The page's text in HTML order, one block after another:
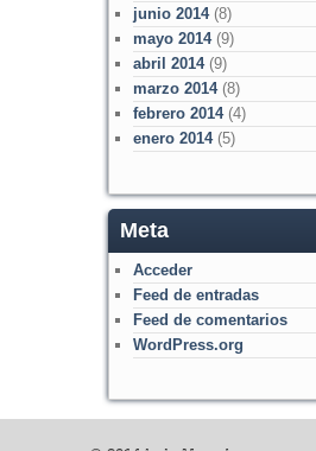
junio 2014(8)
mayo 2014(9)
abril 2014(9)
marzo 2014(8)
febrero 2014(4)
enero 2014(5)
Meta
Acceder
Feed de entradas
Feed de comentarios
WordPress.org